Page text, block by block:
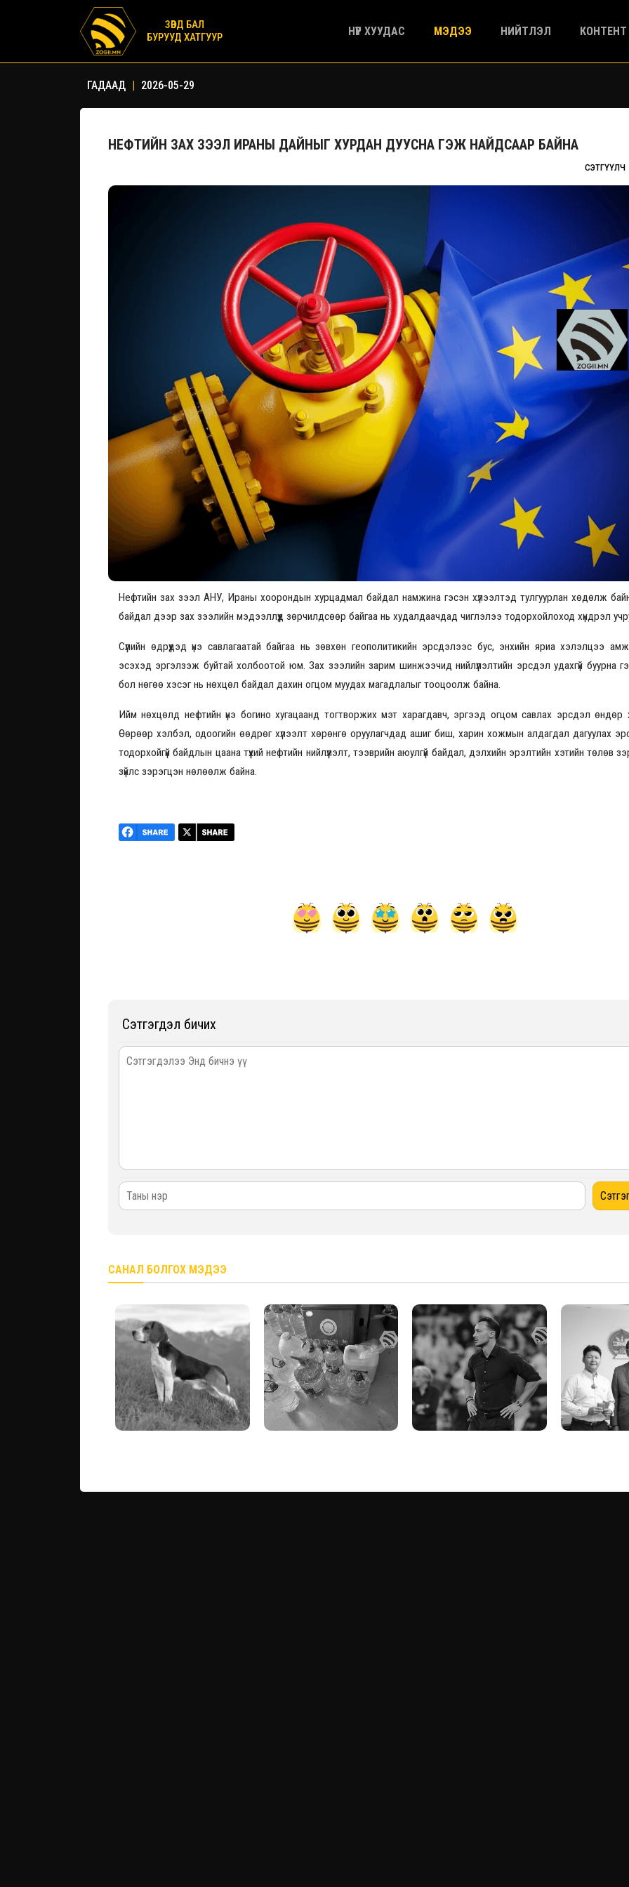
ЗӨВД БАЛ
БУРУУД ХАТГУУР
НҮҮР ХУУДАС МЭДЭЭ НИЙТЛЭЛ КОНТЕНТ
ГАДААД | 2026-05-29
НЕФТИЙН ЗАХ ЗЭЭЛ ИРАНЫ ДАЙНЫГ ХУРДАН ДУУСНА ГЭЖ НАЙДСААР БАЙНА
СЭТГҮҮЛЧ
Нефтийн зах зээл АНУ, Ираны хоорондын хурцадмал байдал намжина гэсэн хүлээлтэд тулгуурлан хөдөлж
байдал дээр зах зээлийн мэдээллүүд зөрчилдсөөр байгаа нь худалдаачдад чиглэлээ тодорхойлоход хүндрэл
Сүүлийн өдрүүдэд үнэ савлагаатай байгаа нь зөвхөн геополитикийн эрсдэлээс бус, энхийн яриа хэлэлцээ
эсэхэд эргэлзэж буйтай холбоотой юм. Зах зээлийн зарим шинжээчид нийлүүлэлтийн эрсдэл удахгүй буурна
бол нөгөө хэсэг нь нөхцөл байдал дахин огцом муудах магадлалыг тооцоолж байна.
Ийм нөхцөлд нефтийн үнэ богино хугацаанд тогтворжих мэт харагдавч, эргээд огцом савлах эрсдэл өндөр
Өөрөөр хэлбэл, одоогийн өөдрөг хүлээлт хөрөнгө оруулагчдад ашиг биш, харин хожмын алдагдал дагуулах
тодорхойгүй байдлын цаана түүхий нефтийн нийлүүлэлт, тээврийн аюулгүй байдал, дэлхийн эрэлтийн хэтийн төлөв
зүйлс зэрэгцэн нөлөөлж байна.
Сэтгэгдэл бичих
САНАЛ БОЛГОХ МЭДЭЭ
Үзвэрийн хувиарууд
2026.08.30 20:00